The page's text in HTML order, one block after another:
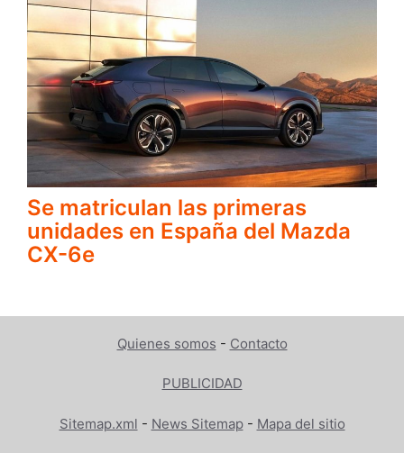
Se matriculan las primeras
unidades en España del Mazda
CX-6e
Quienes somos - Contacto
PUBLICIDAD
Sitemap.xml - News Sitemap- Mapa del sitio